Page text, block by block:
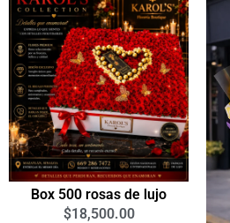
Box 500 rosas de lujo
$18,500.00